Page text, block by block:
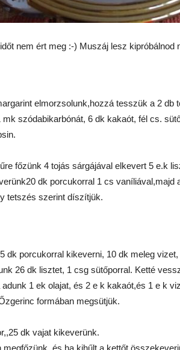
nem ért meg :-) Muszáj lesz kipróbálnod
elmorzsolunk,hozzá tesszük a 2 db
mk szódabikarbónát, 6 dk kakaót, fél cs.
főzünk 4 tojás sárgájával elkevert 5 e.k
dk porcukorral 1 cs vaníliával,majd
tetszés szerint díszítjük.
dk porcukorral kikeverni, 10 dk meleg
26 dk lisztet, 1 csg sütőporral. Ketté
1 ek olajat, és 2 e k kakaót,és 1 e k
formában megsütjük.
dk vajat kikeverünk.
megfőzünk, és ha kihűlt a kettőt